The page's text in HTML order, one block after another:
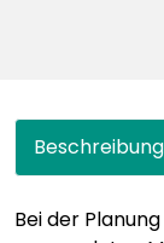
Beschreibung
Bei der